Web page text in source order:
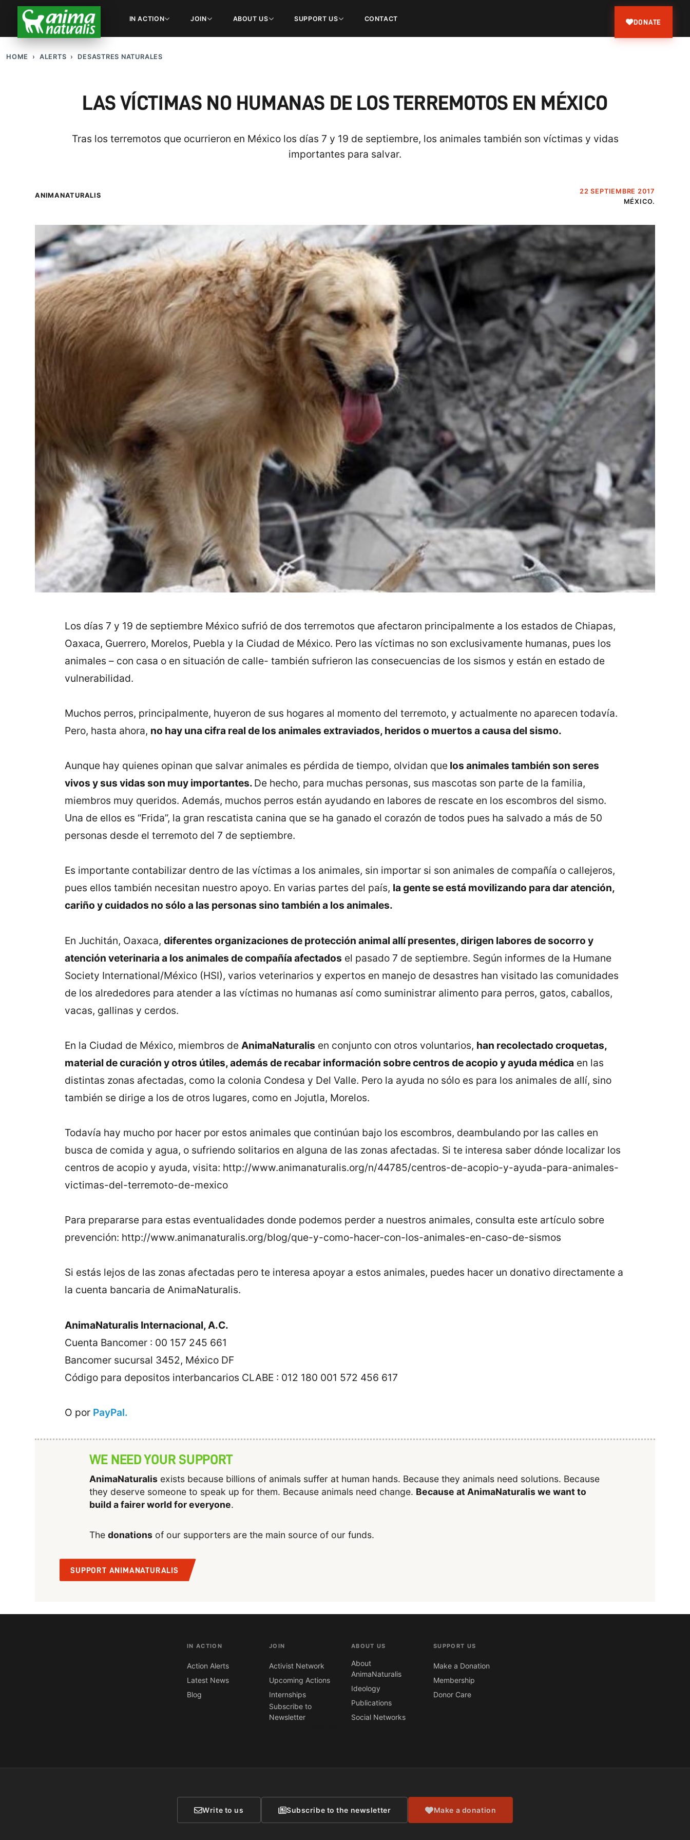
IN ACTION JOIN ABOUT US SUPPORT US CONTACT DONATE
HOME ALERTS DESASTRES NATURALES
LAS VÍCTIMAS NO HUMANAS DE LOS TERREMOTOS EN MÉXICO
Tras los terremotos que ocurrieron en México los días 7 y 19 de septiembre, los animales también son víctimas y vidas
importantes para salvar.
ANIMANATURALIS
22 SEPTIEMBRE 2017
MÉXICO.
Los días 7 y 19 de septiembre México sufrió de dos terremotos que afectaron principalmente a los estados de Chiapas,
Oaxaca, Guerrero, Morelos, Puebla y la Ciudad de México. Pero las víctimas no son exclusivamente humanas, pues los
animales – con casa o en situación de calle- también sufrieron las consecuencias de los sismos y están en estado de
vulnerabilidad.
Muchos perros, principalmente, huyeron de sus hogares al momento del terremoto, y actualmente no aparecen todavía.
Pero, hasta ahora, no hay una cifra real de los animales extraviados, heridos o muertos a causa del sismo.
Aunque hay quienes opinan que salvar animales es pérdida de tiempo, olvidan quelos animales también son seres
vivos y sus vidas son muy importantes. De hecho, para muchas personas, sus mascotas son parte de la familia,
miembros muy queridos. Además, muchos perros están ayudando en labores de rescate en los escombros del sismo.
Una de ellos es “Frida”, la gran rescatista canina que se ha ganado el corazón de todos pues ha salvado a más de 50
personas desde el terremoto del 7 de septiembre.
Es importante contabilizar dentro de las víctimas a los animales, sin importar si son animales de compañía o callejeros,
pues ellos también necesitan nuestro apoyo. En varias partes del país, la gente se está movilizando para dar atención,
cariño y cuidados no sólo a las personas sino también a los animales.
En Juchitán, Oaxaca, diferentes organizaciones de protección animal allí presentes, dirigen labores de socorro y
atención veterinaria a los animales de compañía afectados el pasado 7 de septiembre. Según informes de la Humane
Society International/México (HSI), varios veterinarios y expertos en manejo de desastres han visitado las comunidades
de los alrededores para atender a las víctimas no humanas así como suministrar alimento para perros, gatos, caballos,
vacas, gallinas y cerdos.
En la Ciudad de México, miembros de AnimaNaturalis en conjunto con otros voluntarios, han recolectado croquetas,
material de curación y otros útiles, además de recabar información sobre centros de acopio y ayuda médica en las
distintas zonas afectadas, como la colonia Condesa y Del Valle. Pero la ayuda no sólo es para los animales de allí, sino
también se dirige a los de otros lugares, como en Jojutla, Morelos.
Todavía hay mucho por hacer por estos animales que continúan bajo los escombros, deambulando por las calles en
busca de comida y agua, o sufriendo solitarios en alguna de las zonas afectadas. Si te interesa saber dónde localizar los
centros de acopio y ayuda, visita: http://www.animanaturalis.org/n/44785/centros-de-acopio-y-ayuda-para-animales-
victimas-del-terremoto-de-mexico
Para prepararse para estas eventualidades donde podemos perder a nuestros animales, consulta este artículo sobre
prevención: http://www.animanaturalis.org/blog/que-y-como-hacer-con-los-animales-en-caso-de-sismos
Si estás lejos de las zonas afectadas pero te interesa apoyar a estos animales, puedes hacer un donativo directamente a
la cuenta bancaria de AnimaNaturalis.
AnimaNaturalis Internacional, A.C.
Cuenta Bancomer : 00 157 245 661
Bancomer sucursal 3452, México DF
Código para depositos interbancarios CLABE : 012 180 001 572 456 617
O por PayPal.
WE NEED YOUR SUPPORT
AnimaNaturalisexists because billions of animals suffer at human hands. Because they animals need solutions. Because
they deserve someone to speak up for them. Because animals need change. Because at AnimaNaturalis we want to
build a fairer world for everyone.
The donationsof our supporters are the main source of our funds.
SUPPORT ANIMANATURALIS
IN ACTION
Action Alerts
Latest News
Blog
JOIN
Activist Network
Upcoming Actions
Internships
Subscribe to
Newsletter
ABOUT US
About
AnimaNaturalis
Ideology
Publications
Social Networks
SUPPORT US
Make a Donation
Membership
Donor Care
Write to us Subscribe to the newsletter Make a donation